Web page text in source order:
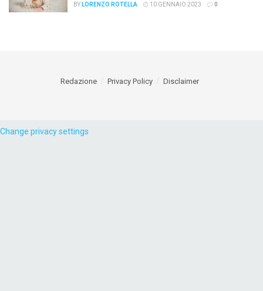
BY LORENZO ROTELLA 10 GENNAIO 2023 0
Redazione Privacy Policy Disclaimer
Change privacy settings